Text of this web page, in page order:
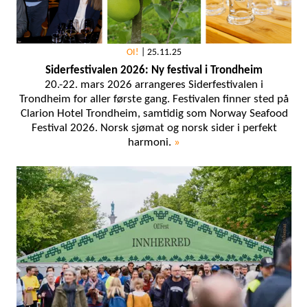
OI! 25.11.25
Siderfestivalen 2026: Ny festival i Trondheim
20.-22. mars 2026 arrangeres Siderfestivalen i
Trondheim for aller første gang. Festivalen finner sted på
Clarion Hotel Trondheim, samtidig som Norway Seafood
Festival 2026. Norsk sjømat og norsk sider i perfekt
harmoni. »